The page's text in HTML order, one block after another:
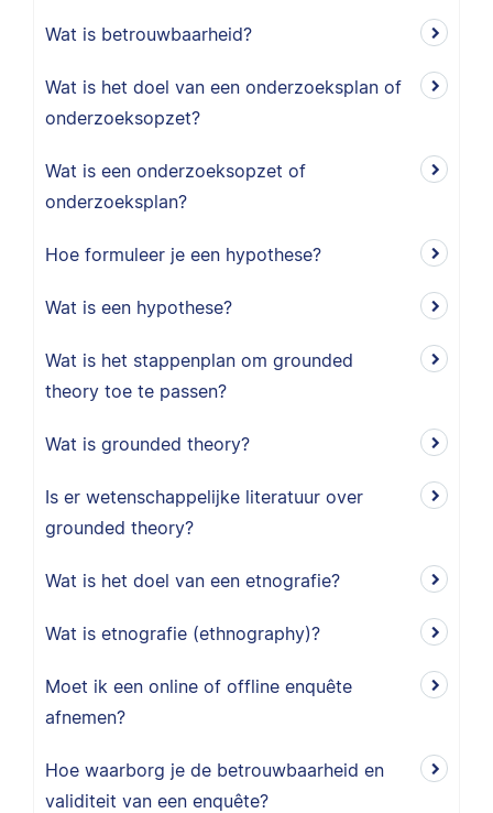
Wat is betrouwbaarheid?
Wat is het doel van een onderzoeksplan of
onderzoeksopzet?
Wat is een onderzoeksopzet of
onderzoeksplan?
Hoe formuleer je een hypothese?
Wat is een hypothese?
Wat is het stappenplan om grounded
theory toe te passen?
Wat is grounded theory?
Is er wetenschappelijke literatuur over
grounded theory?
Wat is het doel van een etnografie?
Wat is etnografie (ethnography)?
Moet ik een online of offline enquête
afnemen?
Hoe waarborg je de betrouwbaarheid en
validiteit van een enquête?